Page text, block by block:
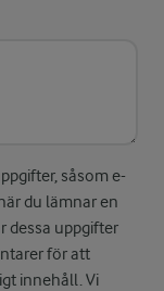
såsom e-
du lämnar en
dessa uppgifter
för att
innehåll. Vi